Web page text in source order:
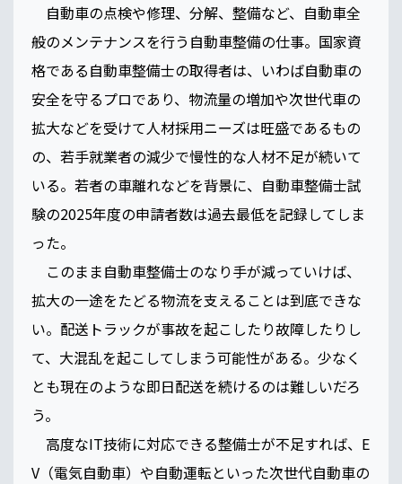
自動車の点検や修理、分解、整備など、自動車全
般のメンテナンスを行う自動車整備の仕事。国家資
格である自動車整備士の取得者は、いわば自動車の
安全を守るプロであり、物流量の増加や次世代車の
拡大などを受けて人材採用ニーズは旺盛であるもの
の、若手就業者の減少で慢性的な人材不足が続いて
いる。若者の車離れなどを背景に、自動車整備士試
験の2025年度の申請者数は過去最低を記録してしま
った。
このまま自動車整備士のなり手が減っていけば、
拡大の一途をたどる物流を支えることは到底できな
い。配送トラックが事故を起こしたり故障したりし
て、大混乱を起こしてしまう可能性がある。少なく
とも現在のような即日配送を続けるのは難しいだろ
う。
高度なIT技術に対応できる整備士が不足すれば、E
V（電気自動車）や自動運転といった次世代自動車の